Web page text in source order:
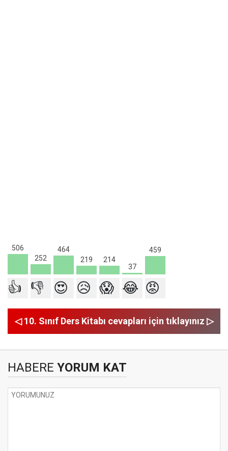
506
252
464
219
214
37
459
👍 👎 😍 😥 😱 😂 😡
◁ 10. Sınıf Ders Kitabı cevapları için tıklayınız ▷
HABERE YORUM KAT